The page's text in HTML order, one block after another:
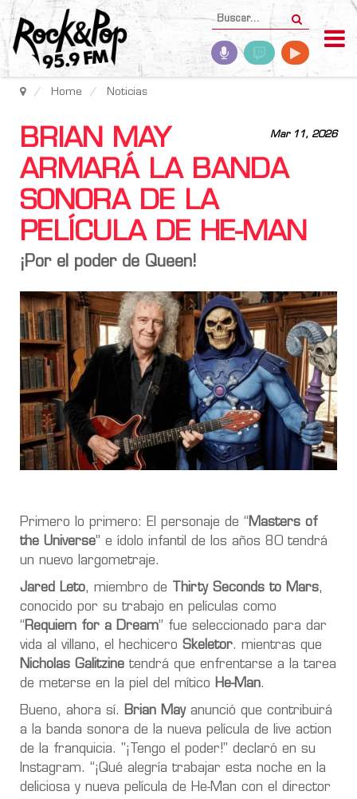
Home Noticias
Mar 11, 2026
BRIAN MAY
ARMARÁ LA BANDA
SONORA DE LA
PELÍCULA DE HE-MAN
¡Por el poder de Queen!
Primero lo primero: El personaje de “ Masters of
the Universe” e ídolo infantil de los años 80 tendrá
un nuevo largometraje.
Jared Leto, miembro de Thirty Seconds to Mars,
conocido por su trabajo en películas como
“Requiem for a Dream” fue seleccionado para dar
vida al villano, el hechicero Skeletor. mientras que
Nicholas Galitzine tendrá que enfrentarse a la tarea
de meterse en la piel del mítico He-Man.
Bueno, ahora sí. Brian Mayanunció que contribuirá
a la banda sonora de la nueva película de live action
de la franquicia. "¡Tengo el poder!" declaró en su
Instagram. “¡Qué alegría trabajar esta noche en la
deliciosa y nueva película de He-Man con el director